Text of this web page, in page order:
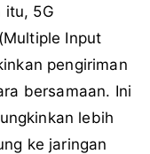
itu, 5G
Input
pengiriman
bersamaan. Ini
lebih
ke jaringan